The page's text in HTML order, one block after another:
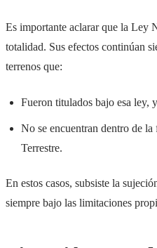
Es importante aclarar que la Ley
totalidad. Sus efectos continúan
terrenos que:
Fueron titulados bajo esa ley, y
No se encuentran dentro de
Terrestre.
En estos casos, subsiste la
siempre bajo las limitaciones